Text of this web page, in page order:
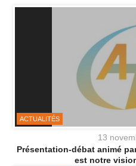
ACTUALITÉS
13
Présentation-débat animé
est notre